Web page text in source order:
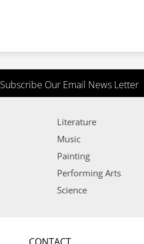
Subscribe Our Email News Letter
Literature
Music
Painting
Performing Arts
Science